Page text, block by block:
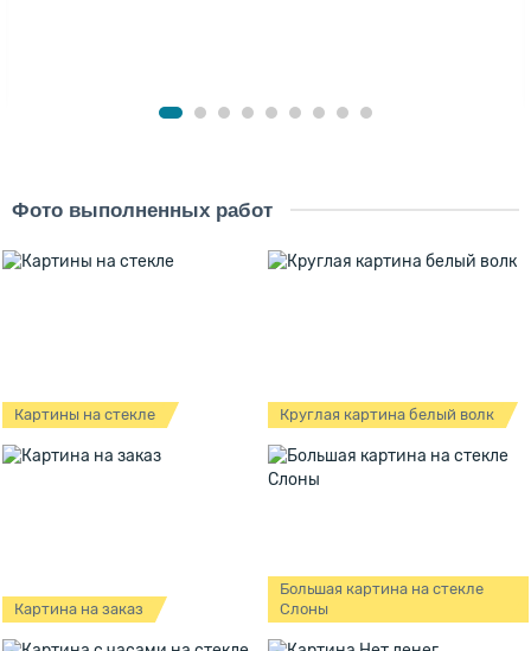
Фото выполненных работ
Картины на стекле Круглая картина белый волк
Картина на заказ
Большая картина на стекле
Слоны